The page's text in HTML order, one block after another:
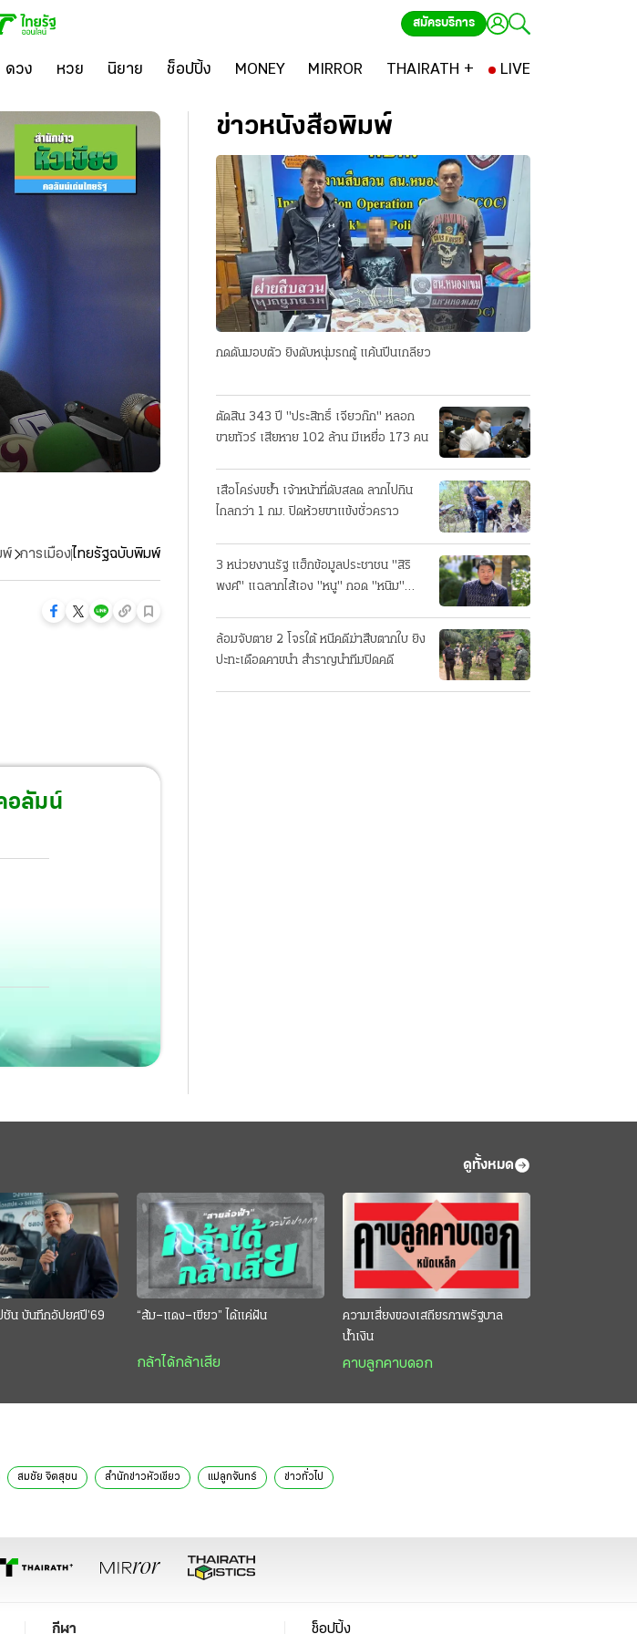
สมัครบริการ
ดวง หวย นิยาย ช็อปปิ้ง MONEY MIRROR THAIRATH + LIVE
พ์ การเมืองไทยรัฐฉบับพิมพ์
อลัมน์
ข่าวหนังสือพิมพ์
กดดันมอบตัว ยิงดับหนุ่มรถตู้ แค้นปีนเกลียว
ตัดสิน 343 ปี "ประสิทธิ์ เจียวก๊ก" หลอก
ขายทัวร์ เสียหาย 102 ล้าน มีเหยื่อ 173 คน
เสือโคร่งขย้ำ เจ้าหน้าที่ดับสลด ลากไปกิน
ไกลกว่า 1 กม. ปิดห้วยขาแข้งชั่วคราว
3 หน่วยงานรัฐ แฮ็กข้อมูลประชาชน "สิริ
พงศ์" แฉลากไส้เอง "หนู" กอด "หนิม"
ล้อมจับตาย 2 โจรใต้ หนีคดีฆ่าสืบตากใบ ยิง
ปะทะเดือดคาขนำ สำราญนำทีมปิดคดี
ดูทั้งหมด
น บันทึกอัปยศปี’69 “ส้ม–แดง–เขียว” ได้แค่ฝัน
กล้าได้กล้าเสีย
ความเสี่ยงของเสถียรภาพรัฐบาล
น้ำเงิน
คาบลูกคาบดอก
สมชัย จิตสุชน สำนักข่าวหัวเขียว แม่ลูกจันทร์ ข่าวทั่วไป
กีฬา ช็อปปิ้ง